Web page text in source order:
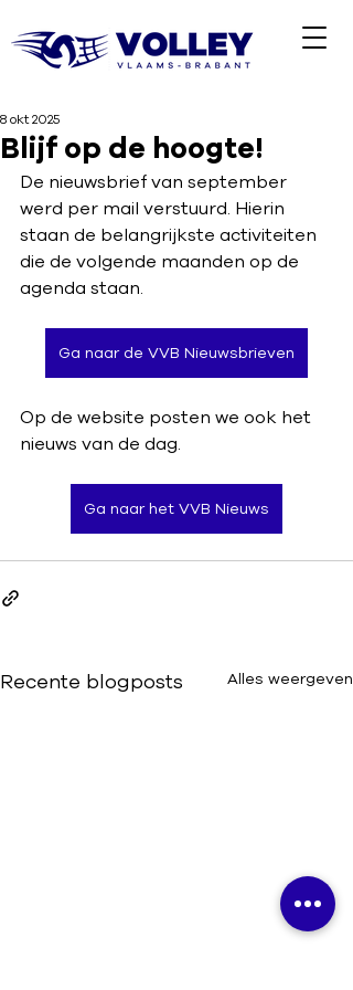
Blijf op de hoogte!
8 okt 2025
De nieuwsbrief van september
werd per mail verstuurd. Hierin
staan de belangrijkste activiteiten
die de volgende maanden op de
agenda staan.
Ga naar de VVB Nieuwsbrieven
Op de website posten we ook het
nieuws van de dag.
Ga naar het VVB Nieuws
Recente blogposts Alles weergeven